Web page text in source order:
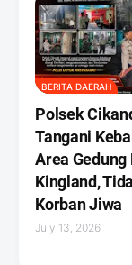
BERITA DAERAH
Polsek
Tangani
Area Gedung
Kingland,
Korban Jiwa
July 13, 2026